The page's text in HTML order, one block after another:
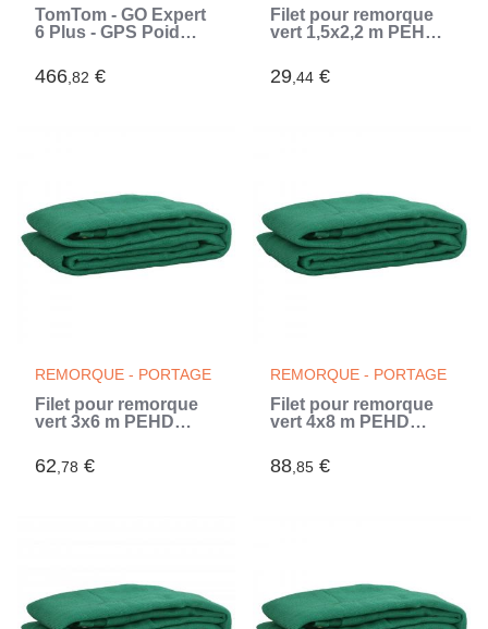
TomTom - GO Expert
6 Plus - GPS Poid
Planification de
Parcours - TomTom
466,82 €
Filet pour remorque
vert 1,5x2,2 m PEHD
29,44 €
REMORQUE - PORTAGE
Filet pour remorque
vert 3x6 m PEHD
62,78 €
REMORQUE - PORTAGE
Filet pour remorque
vert 4x8 m PEHD
88,85 €